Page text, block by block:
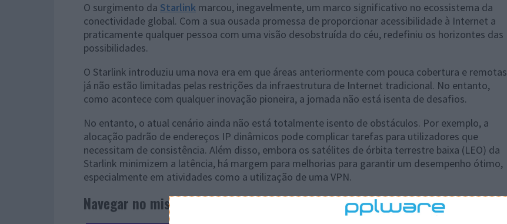
O surgimento da Starlink marcou, inegavelmente, um marco significativo no ecossistema da
conectividade global. Com a sua ousada promessa de proporcionar acessibilidade à Internet a
praticamente qualquer pessoa com uma visão desobstruída do céu, redefiniu os horizontes das
possibilidades.
O Starlink introduziu uma nova era em que áreas anteriormente com pouca cobertura e remotas
já não estão limitadas pelas restrições da infraestrutura de Internet tradicional. No entanto,
como acontece com qualquer inovação pioneira, a jornada não está isenta de desafios.
No entanto, o atual cenário ainda não está totalmente isento de obstáculos. Por exemplo, a
alocação padrão de endereços IP dinâmicos pode complicar tarefas para utilizadores que
necessitam de consistência. Além disso, embora os satélites de órbita terrestre baixa (LEO) da
Starlink minimizem a latência, há margem para melhorias para garantir um desempenho ótimo,
especialmente em atividades como a utilização de uma VPN.
Navegar no mistério dos endereços IP dinâmicos